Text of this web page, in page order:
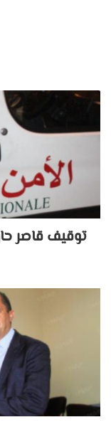
توقيف قاصر